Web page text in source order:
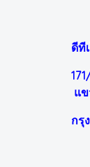
ดีที
แ
กรุ